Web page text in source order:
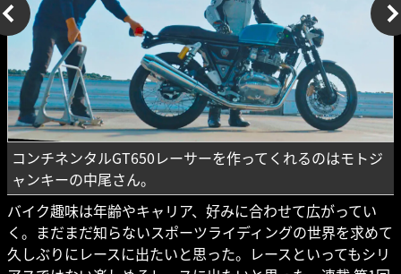
コンチネンタルGT650レーサーを作ってくれるのはモトジ
ャンキーの中尾さん。
バイク趣味は年齢やキャリア、好みに合わせて広がってい
く。まだまだ知らないスポーツライディングの世界を求めて
久しぶりにレースに出たいと思った。レースといってもシリ